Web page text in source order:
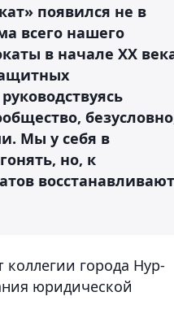
появился не в
всего нашего
в начале ХХ
Мы у себя в
но, к
коллегии города Нур-
юридической